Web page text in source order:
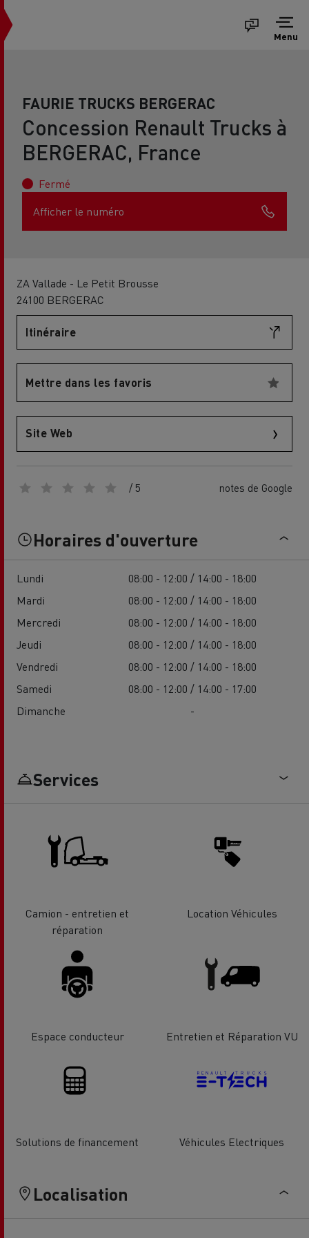
Menu
FAURIE TRUCKS BERGERAC
Concession Renault Trucks à
BERGERAC, France
Fermé
Afficher le numéro
ZA Vallade - Le Petit Brousse
24100 BERGERAC
Itinéraire
Mettre dans les favoris
Site Web
/ 5 notes de Google
Horaires d'ouverture
Lundi
08:00 - 12:00 / 14:00 - 18:00
Mardi
08:00 - 12:00 / 14:00 - 18:00
Mercredi
08:00 - 12:00 / 14:00 - 18:00
Jeudi
08:00 - 12:00 / 14:00 - 18:00
Vendredi
08:00 - 12:00 / 14:00 - 18:00
Samedi
08:00 - 12:00 / 14:00 - 17:00
Dimanche
-
Services
Camion - entretien et
réparation
Location Véhicules
Espace conducteur Entretien et Réparation VU
Solutions de financement Véhicules Electriques
Localisation